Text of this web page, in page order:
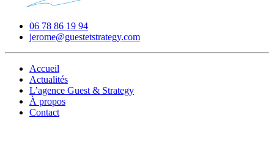
06 78 86 19 94
jerome@guestetstrategy.com
Accueil
Actualités
L’agence Guest & Strategy
À propos
Contact